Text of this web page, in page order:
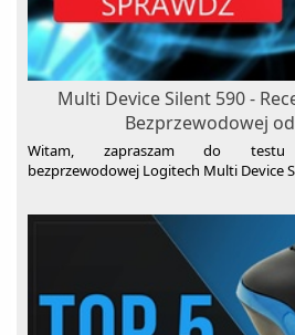
Multi Device Silent 590 -
Bezprzewodowej
Witam, zapraszam do
bezprzewodowej Logitech Multi Device